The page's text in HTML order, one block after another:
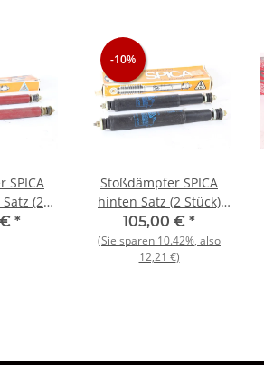
SPICA
(2
Sprint
*
-10%
Stoßdämpfer SPICA
hinten Satz (2 Stück)
NOS Alfetta/GT +
Giulietta
105,00 € *
(Sie sparen 10.42%, also
12,21 €)